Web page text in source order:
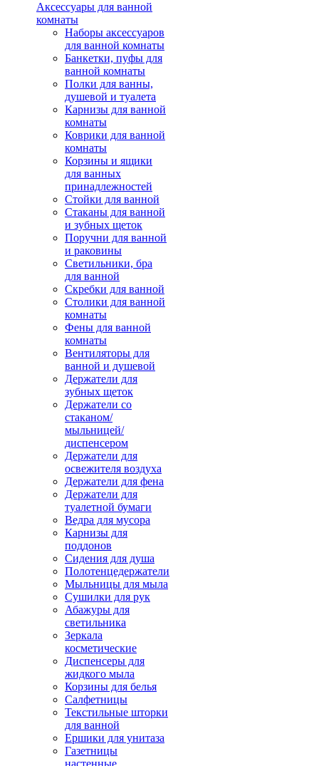
Аксессуары для ванной
комнаты
Наборы аксессуаров
для ванной комнаты
Банкетки, пуфы для
ванной комнаты
Полки для ванны,
душевой и туалета
Карнизы для ванной
комнаты
Коврики для ванной
комнаты
Корзины и ящики
для ванных
принадлежностей
Стойки для ванной
Стаканы для ванной
и зубных щеток
Поручни для ванной
и раковины
Светильники, бра
для ванной
Скребки для ванной
Столики для ванной
комнаты
Фены для ванной
комнаты
Вентиляторы для
ванной и душевой
Держатели для
зубных щеток
Держатели со
стаканом/
мыльницей/
диспенсером
Держатели для
освежителя воздуха
Держатели для фена
Держатели для
туалетной бумаги
Ведра для мусора
Карнизы для
поддонов
Сидения для душа
Полотенцедержатели
Мыльницы для мыла
Сушилки для рук
Абажуры для
светильника
Зеркала
косметические
Диспенсеры для
жидкого мыла
Корзины для белья
Салфетницы
Текстильные шторки
для ванной
Ершики для унитаза
Газетницы
настенные